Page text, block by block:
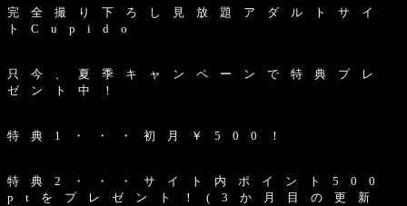
完 全 撮 り 下 ろ し 見 放 題 ア ダ ル ト サ イ
ト C u p i d o
只 今 、 夏 季 キ ャ ン ペ ー ン で 特 典 プ レ
ゼ ン ト 中 ！
特 典 1 ・ ・ ・ 初 月 ￥ 5 0 0 ！
特 典 2 ・ ・ ・ サ イ ト 内 ポ イ ン ト 5 0 0
p t を プ レ ゼ ン ト ！ ( 3 か 月 目 の 更 新